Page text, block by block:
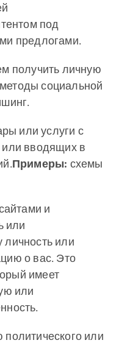
под
предлогами.
получить личную
методы социальной
или услуги с
вводящих в
Примеры: схемы
и
или
или
о вас. Это
имеет
или
или